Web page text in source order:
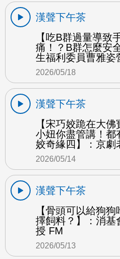
漢聲下午茶
【吃B群過量導致
痛！？B群怎麼安
生福利委員曹雅姿
2026/05/18
漢聲下午茶
【宋巧姣跪在大
小妞你盡管講！都
姣奇緣四】：京劇
2026/05/14
漢聲下午茶
【骨頭可以給狗
擇飼料？】：消基
授 FM
2026/05/13